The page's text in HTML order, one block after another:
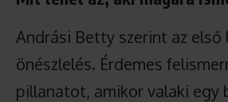
Andrási Betty szerint az első
önészlelés. Érdemes
pillanatot, amikor valaki egy